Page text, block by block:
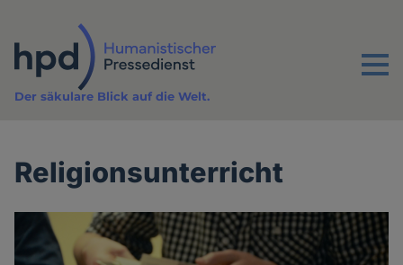
Inhalt
Menu
Der säkulare Blick auf die Welt.
Religionsunterricht